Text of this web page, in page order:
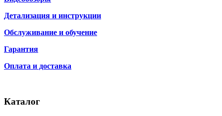
Детализация и инструкции
Обслуживание и обучение
Гарантия
Оплата и доставка
Каталог